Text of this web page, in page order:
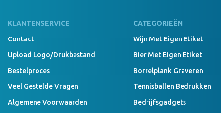
KLANTENSERVICE
Contact
Upload Logo/drukbestand
Bestelproces
Veel Gestelde Vragen
Algemene Voorwaarden
CATEGORIEËN
Wijn Met Eigen Etiket
Bier Met Eigen Etiket
Borrelplank Graveren
Tennisballen Bedrukken
Bedrijfsgadgets